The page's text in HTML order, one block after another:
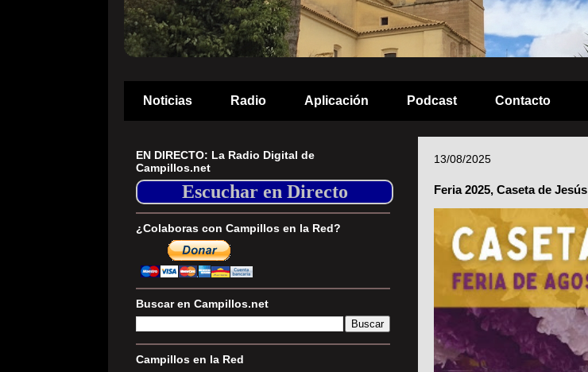
Noticias Radio Aplicación Podcast Contacto
13/08/2025
Feria 2025, Caseta de Jesús
EN DIRECTO: La Radio Digital de
Campillos.net
Escuchar en Directo
¿Colaboras con Campillos en la Red?
Buscar en Campillos.net
Campillos en la Red